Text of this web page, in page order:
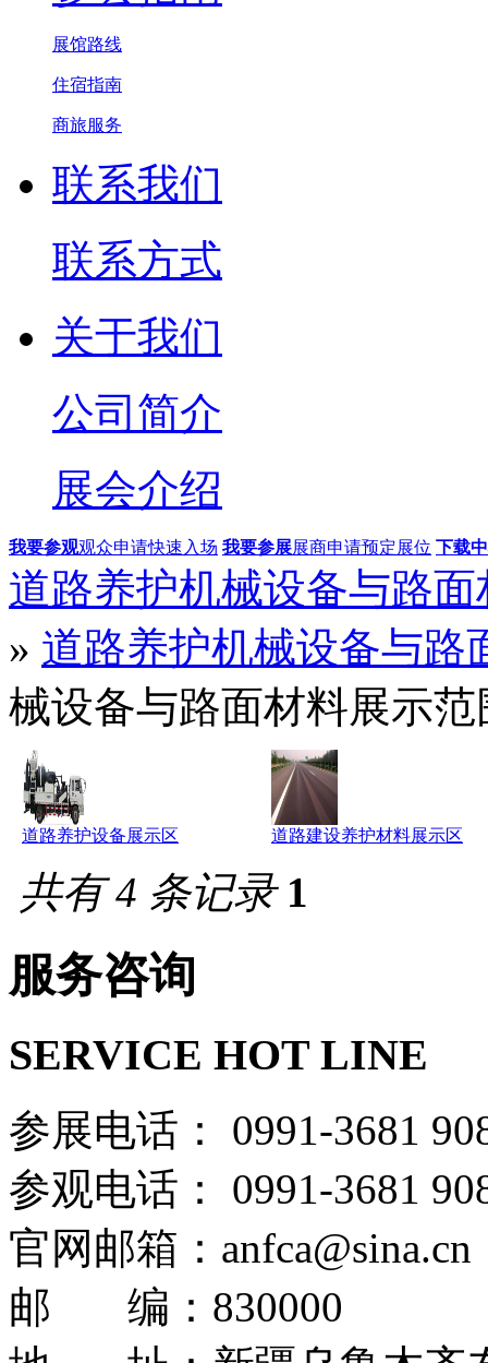
展馆路线
住宿指南
商旅服务
联系我们
联系方式
关于我们
公司简介
展会介绍
我要参观观众申请快速入场 我要参展展商申请预定展位 下载
道路养护机械设备与路
» 道路养护机械设备与路
械设备与路面材料展示范
道路养护设备展示区 道路建设养护材料展示区
共有 4 条记录 1
服务咨询
SERVICE HOT LINE
参展电话： 0991-
参观电话： 0991-
官网邮箱：anfca@sina.cn
邮 编：830000